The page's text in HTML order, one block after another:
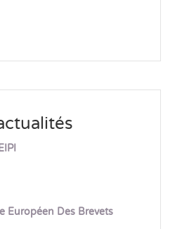
Européen Des Brevets